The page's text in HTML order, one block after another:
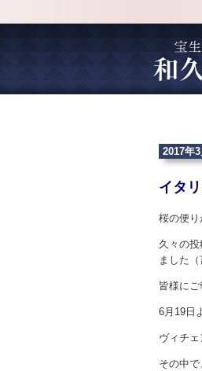
2017年3
イタ
桜の便り
久々の
ました（
皆様にご
6月19日
ヴィチェ
その中